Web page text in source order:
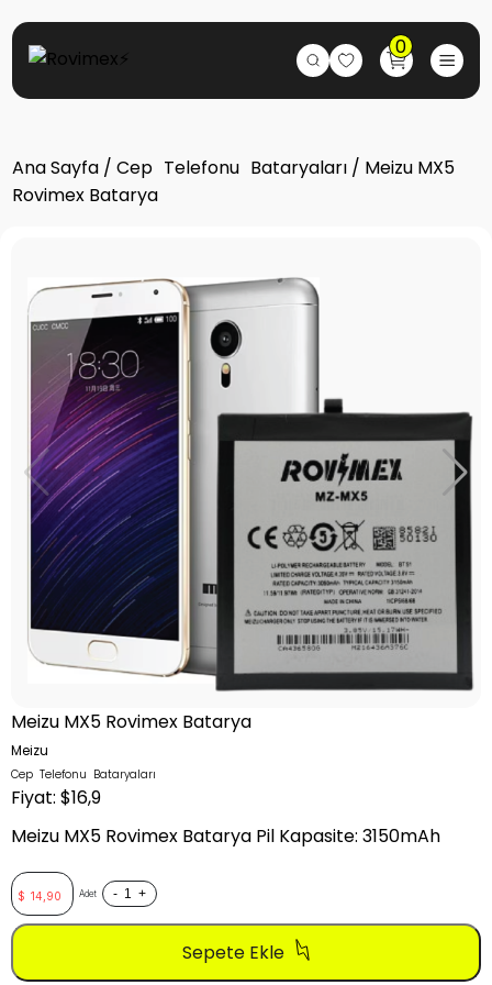
0
Ana Sayfa / Cep Telefonu Bataryaları / Meizu MX5
Rovimex Batarya
Meizu MX5 Rovimex Batarya
Meizu
Cep Telefonu Bataryaları
Fiyat: $16,9
Meizu MX5 Rovimex Batarya Pil Kapasite: 3150mAh
$ 14,90 Adet - +
Sepete Ekle